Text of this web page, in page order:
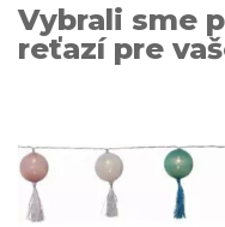
Vybrali sme
reťazí pre